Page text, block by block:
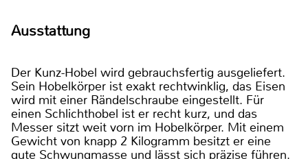
Ausstattung
Der Kunz-Hobel wird gebrauchsfertig ausgeliefert.
Sein Hobelkörper ist exakt rechtwinklig, das Eisen
wird mit einer Rändelschraube eingestellt. Für
einen Schlichthobel ist er recht kurz, und das
Messer sitzt weit vorn im Hobelkörper. Mit einem
Gewicht von knapp 2 Kilogramm besitzt er eine
gute Schwungmasse und lässt sich präzise führen.